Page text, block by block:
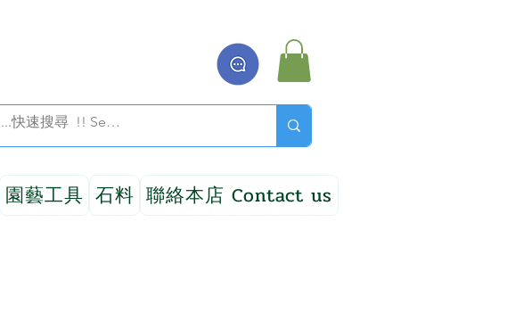
園藝工具 石料 聯絡本店 Contact us